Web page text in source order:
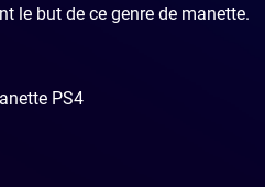
le but de ce genre de manette.
PS4